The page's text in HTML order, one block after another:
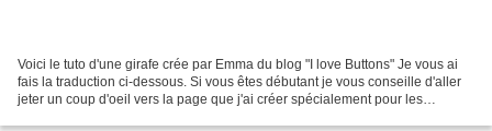
Voici le tuto d'une girafe crée par Emma du blog "I love Buttons" Je vous ai
fais la traduction ci-dessous. Si vous êtes débutant je vous conseille d'aller
jeter un coup d'oeil vers la page que j'ai créer spécialement pour les